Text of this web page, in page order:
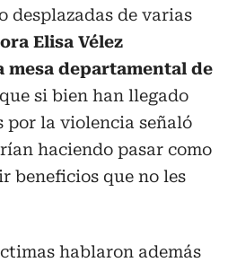
desplazadas de varias
Elisa Vélez
mesa departamental de
si bien han llegado
por la violencia señaló
haciendo pasar como
beneficios que no les
hablaron además